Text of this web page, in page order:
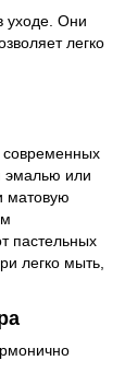
уходе. Они
легко
или
матовую
пастельных
легко мыть,